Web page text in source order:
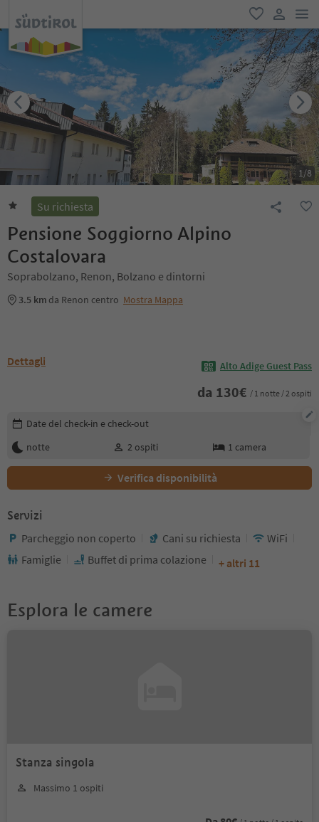
favoriti
user link
1/8
Su richiesta
Pensione Soggiorno Alpino
Costalovara
Soprabolzano, Renon, Bolzano e dintorni
3.5 km da Renon centro Mostra Mappa
Dettagli Alto Adige Guest Pass
da 130€ / 1 notte / 2 ospiti
Modifica i dettagli della prenotazione
Date del check-in e check-out
notte
2 ospiti 1 camera
Verifica disponibilità
Servizi
Parcheggio non coperto Cani su richiesta
WiFi
Famiglie
Buffet di prima colazione + altri 11
Esplora le camere
Stanza singola
Massimo 1 ospiti